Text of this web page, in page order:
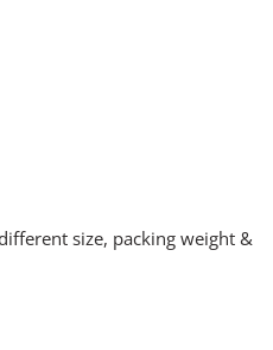
size, packing weight &